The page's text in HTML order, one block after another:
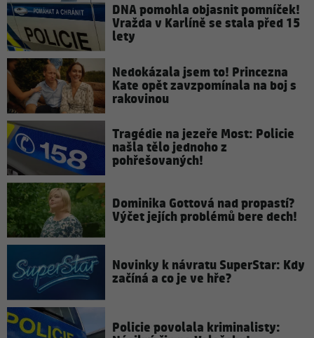
DNA pomohla objasnit pomníček!
Vražda v Karlíně se stala před 15
lety
Nedokázala jsem to! Princezna
Kate opět zavzpomínala na boj s
rakovinou
Tragédie na jezeře Most: Policie
našla tělo jednoho z
pohřešovaných!
Dominika Gottová nad propastí?
Výčet jejích problémů bere dech!
Novinky k návratu SuperStar: Kdy
začíná a co je ve hře?
Policie povolala kriminalisty: